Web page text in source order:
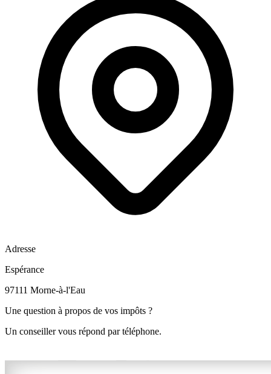
Adresse
Espérance
97111 Morne-à-l'Eau
Une question à propos de vos impôts ?
Un conseiller vous répond par téléphone.